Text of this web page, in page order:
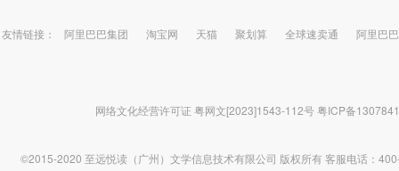
问：“夫人，你到底还有多少事瞒着
我？”沈拂衣眨了眨眼，笑得妩媚又无
友情链接： 阿里巴巴集团 淘宝网 天猫 聚划算 全球速卖通 阿里巴
网络文化经营许可证 粤网文[2023]1543-112号粤ICP备
©2015-2020 至远悦读（广州）文学信息技术有限公司 版权所有 客服电话：